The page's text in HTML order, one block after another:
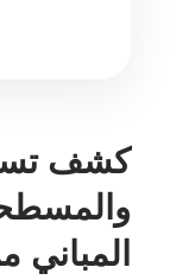
كشف
المباني